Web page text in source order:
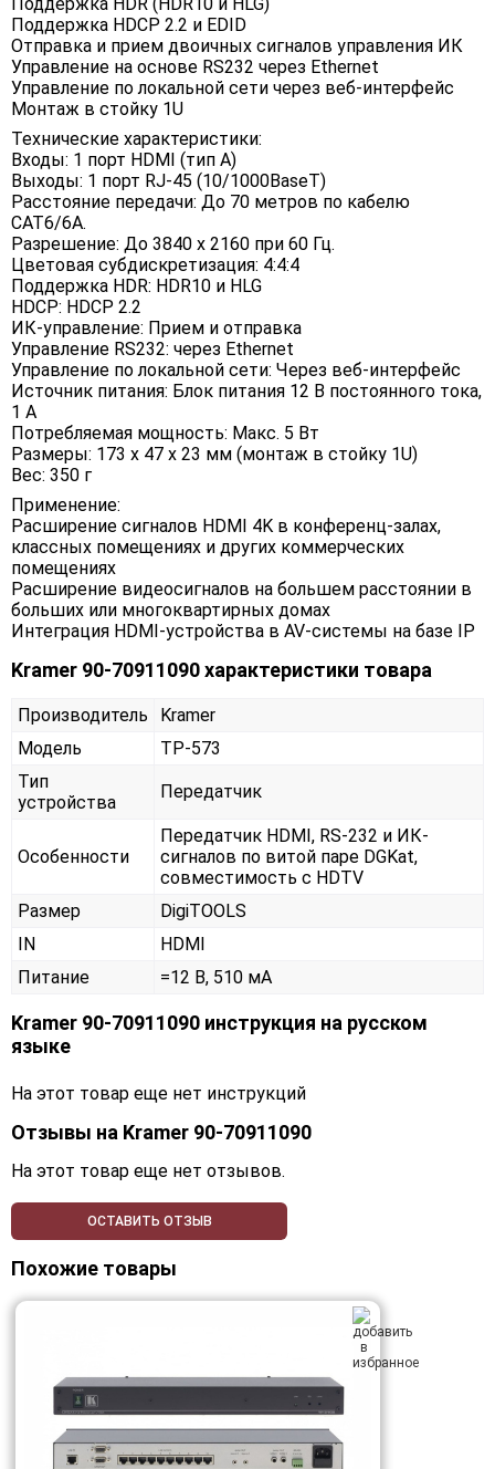
Поддержка HDR (HDR10 и HLG)
Поддержка HDCP 2.2 и EDID
Отправка и прием двоичных сигналов управления ИК
Управление на основе RS232 через Ethernet
Управление по локальной сети через веб-интерфейс
Монтаж в стойку 1U
Технические характеристики:
Входы: 1 порт HDMI (тип A)
Выходы: 1 порт RJ-45 (10/1000BaseT)
Расстояние передачи: До 70 метров по кабелю
CAT6/6A.
Разрешение: До 3840 x 2160 при 60 Гц.
Цветовая субдискретизация: 4:4:4
Поддержка HDR: HDR10 и HLG
HDCP: HDCP 2.2
ИК-управление: Прием и отправка
Управление RS232: через Ethernet
Управление по локальной сети: Через веб-интерфейс
Источник питания: Блок питания 12 В постоянного тока,
1 А
Потребляемая мощность: Макс. 5 Вт
Размеры: 173 х 47 х 23 мм (монтаж в стойку 1U)
Вес: 350 г
Применение:
Расширение сигналов HDMI 4K в конференц-залах,
классных помещениях и других коммерческих
помещениях
Расширение видеосигналов на большем расстоянии в
больших или многоквартирных домах
Интеграция HDMI-устройства в AV-системы на базе IP
Kramer 90-70911090 характеристики товара
Производитель
Kramer
Модель
TP-573
Тип
устройства
Передатчик
Особенности
Передатчик HDMI, RS-232 и ИК-
сигналов по витой паре DGKat,
совместимость с HDTV
Размер
DigiTOOLS
IN
HDMI
Питание
=12 В, 510 мА
Kramer 90-70911090 инструкция на русском
языке
На этот товар еще нет инструкций
Отзывы на Kramer 90-70911090
На этот товар еще нет отзывов.
ОСТАВИТЬ ОТЗЫВ
Похожие товары